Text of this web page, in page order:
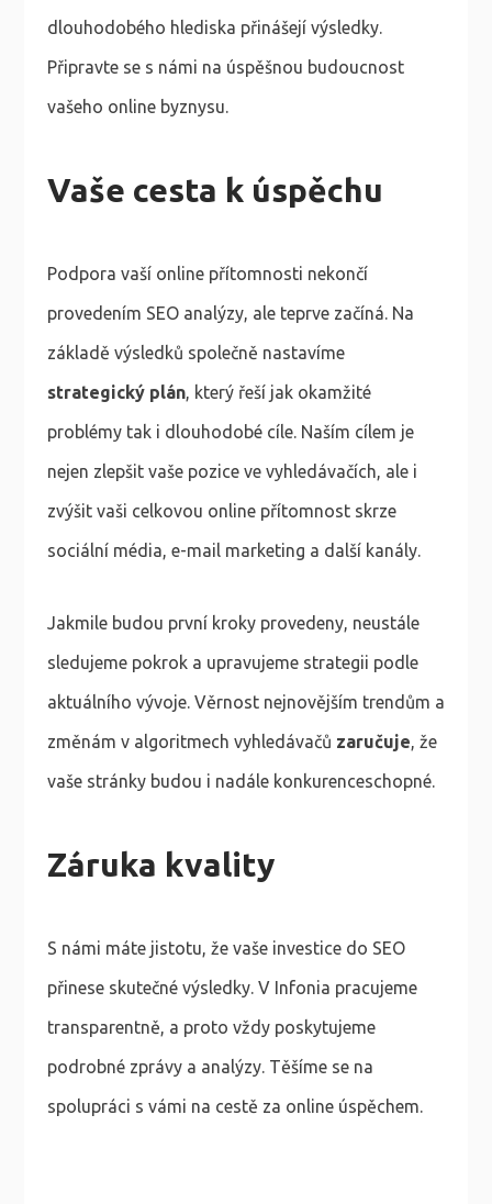
dlouhodobého hlediska přinášejí výsledky.
Připravte se s námi na úspěšnou budoucnost
vašeho online byznysu.
Vaše cesta k úspěchu
Podpora vaší online přítomnosti nekončí
provedením SEO analýzy, ale teprve začíná. Na
základě výsledků společně nastavíme
strategický plán, který řeší jak okamžité
problémy tak i dlouhodobé cíle. Naším cílem je
nejen zlepšit vaše pozice ve vyhledávačích, ale i
zvýšit vaši celkovou online přítomnost skrze
sociální média, e-mail marketing a další kanály.
Jakmile budou první kroky provedeny, neustále
sledujeme pokrok a upravujeme strategii podle
aktuálního vývoje. Věrnost nejnovějším trendům a
změnám v algoritmech vyhledávačů zaručuje, že
vaše stránky budou i nadále konkurenceschopné.
Záruka kvality
S námi máte jistotu, že vaše investice do SEO
přinese skutečné výsledky. V Infonia pracujeme
transparentně, a proto vždy poskytujeme
podrobné zprávy a analýzy. Těšíme se na
spolupráci s vámi na cestě za online úspěchem.